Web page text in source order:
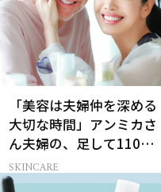
「美容は夫婦仲を深める
大切な時間」アンミカさ
ん夫婦の、足して110歳で
も”今の方が上向き肌”な
理由
SKINCARE